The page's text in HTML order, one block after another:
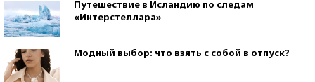
Путешествие в Исландию по следам
«Интерстеллара»
Модный выбор: что взять с собой в отпуск?